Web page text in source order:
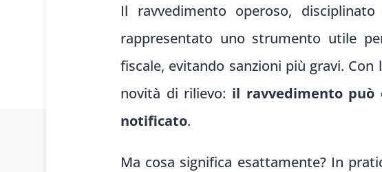
Il ravvedimento operoso,
rappresentato uno strumento utile
fiscale, evitando sanzioni più gravi.
novità di rilievo: il ravvedimento può
notificato.
Ma cosa significa esattamente? In